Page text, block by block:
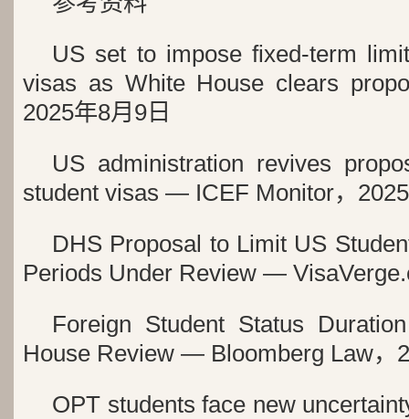
US set to impose fixed-term
visas as White House clears
2025年8月9日
US administration revives
student visas — ICEF Monitor，
DHS Proposal to Limit US
Periods Under Review —
Foreign Student Status
House Review — Bloomberg Law，
OPT students face new